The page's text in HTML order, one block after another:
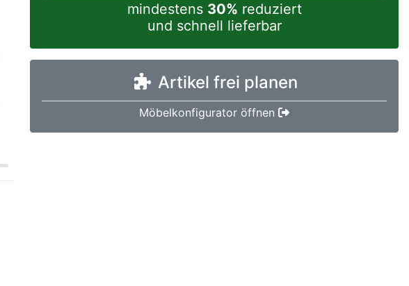
mindestens 30% reduziert
und schnell lieferbar
Artikel frei planen
Möbelkonfigurator öffnen